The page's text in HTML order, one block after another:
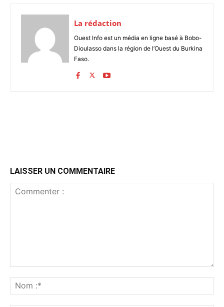
La rédaction
Ouest Info est un média en ligne basé à Bobo-
Dioulasso dans la région de l’Ouest du Burkina
Faso.
LAISSER UN COMMENTAIRE
:*